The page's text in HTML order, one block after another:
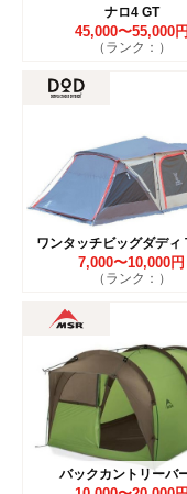
ナロ4 GT
45,000〜55,000円
（ランク：）
ワンタッチビッグダディ
7,000〜10,000円
（ランク：）
バックカントリーバ